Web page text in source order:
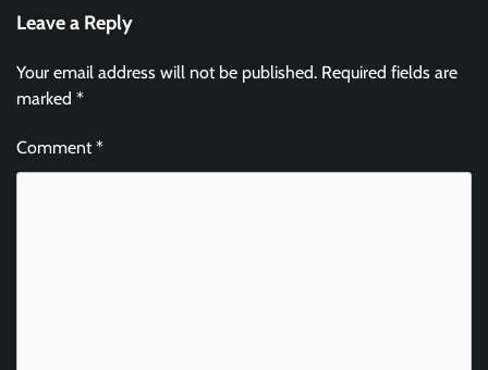
Leave a Reply
Your email address will not be published. Required fields are
marked *
Comment*